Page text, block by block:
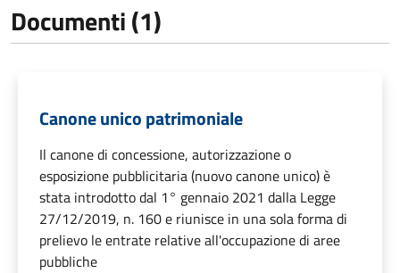
Documenti (1)
Canone unico patrimoniale
Il canone di concessione, autorizzazione o
esposizione pubblicitaria (nuovo canone unico) è
stata introdotto dal 1° gennaio 2021 dalla Legge
27/12/2019, n. 160 e riunisce in una sola forma di
prelievo le entrate relative all'occupazione di aree
pubbliche